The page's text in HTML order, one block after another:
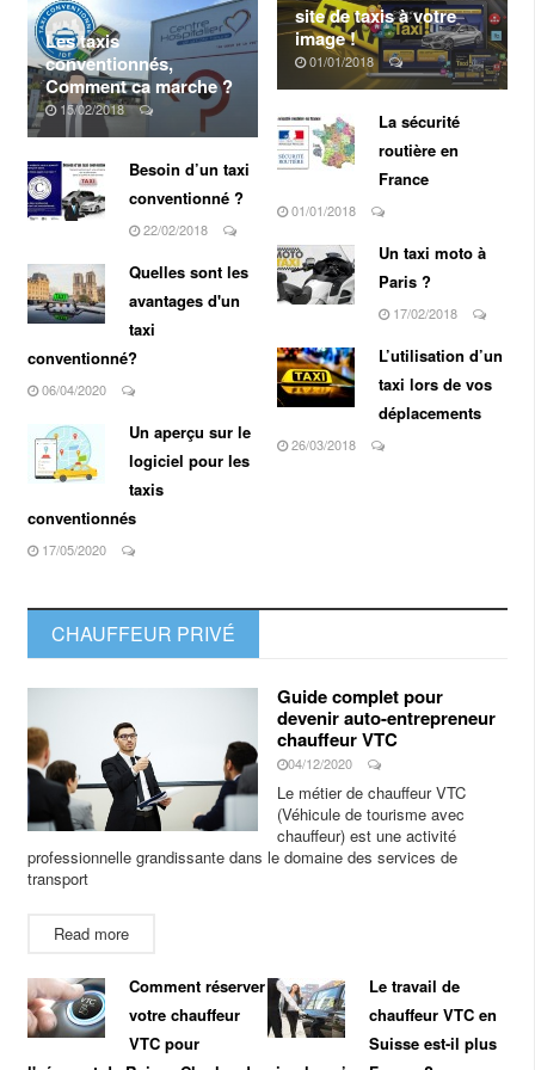
Les taxis
conventionnés,
Comment ca marche ?
15/02/2018
Tous les chauffeurs
fonctionnent de la même
manière : Ils ont besoin
pour vous transporter de
deux choses :
Besoin d’un taxi
conventionné ?
22/02/2018
Quelles sont les
avantages d'un
taxi
conventionné?
06/04/2020
Un aperçu sur le
logiciel pour les
taxis
conventionnés
17/05/2020
site de taxis à votre
image !
01/01/2018
Vous étés une entreprise de
communication et vitre
chiffre d'affaire grâce à une
visibilité internet à petit prix
La sécurité
routière en
France
01/01/2018
Un taxi moto à
Paris ?
17/02/2018
L’utilisation d’un
taxi lors de vos
déplacements
26/03/2018
CHAUFFEUR PRIVÉ
Guide complet pour
devenir auto-entrepreneur
chauffeur VTC
04/12/2020
Le métier de chauffeur VTC
(Véhicule de tourisme avec
chauffeur) est une activité
professionnelle grandissante dans le domaine des services de
transport
Read more
Comment réserver
votre chauffeur
VTC pour
Le travail de
chauffeur VTC en
Suisse est-il plus